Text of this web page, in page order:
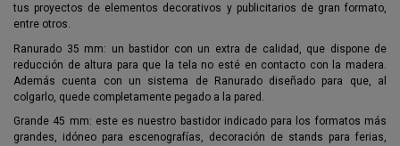
tus proyectos de elementos decorativos y publicitarios de gran formato,
entre otros.
Ranurado 35 mm: un bastidor con un extra de calidad, que dispone de
reducción de altura para que la tela no esté en contacto con la madera.
Además cuenta con un sistema de Ranurado diseñado para que, al
colgarlo, quede completamente pegado a la pared.
Grande 45 mm: este es nuestro bastidor indicado para los formatos más
grandes, idóneo para escenografías, decoración de stands para ferias,